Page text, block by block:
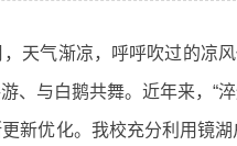
气渐凉，呼呼吹过的凉风
、与白鹅共舞。近年来，“
新优化。我校充分利用镜